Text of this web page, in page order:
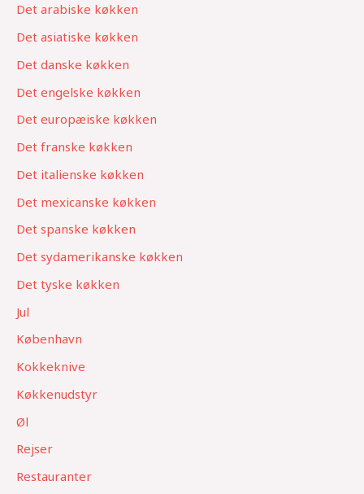
Det arabiske køkken
Det asiatiske køkken
Det danske køkken
Det engelske køkken
Det europæiske køkken
Det franske køkken
Det italienske køkken
Det mexicanske køkken
Det spanske køkken
Det sydamerikanske køkken
Det tyske køkken
Jul
København
Kokkeknive
Køkkenudstyr
Øl
Rejser
Restauranter